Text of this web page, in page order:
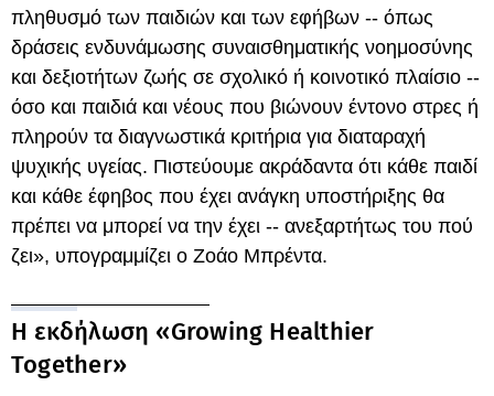
πληθυσμό των παιδιών και των εφήβων -- όπως
δράσεις ενδυνάμωσης συναισθηματικής νοημοσύνης
και δεξιοτήτων ζωής σε σχολικό ή κοινοτικό πλαίσιο --
όσο και παιδιά και νέους που βιώνουν έντονο στρες ή
πληρούν τα διαγνωστικά κριτήρια για διαταραχή
ψυχικής υγείας. Πιστεύουμε ακράδαντα ότι κάθε παιδί
και κάθε έφηβος που έχει ανάγκη υποστήριξης θα
πρέπει να μπορεί να την έχει -- ανεξαρτήτως του πού
ζει», υπογραμμίζει ο Ζοάο Μπρέντα.
Η εκδήλωση «Growing Healthier
Together»